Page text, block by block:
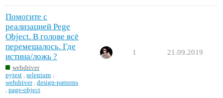
Помогите с
реализацией Pege
Object. В голове всё
перемешалось. Где
истина/ложь ?
webdriver
pytest ,selenium
webdriver ,design-patterns
page-object
1 21.09.2019